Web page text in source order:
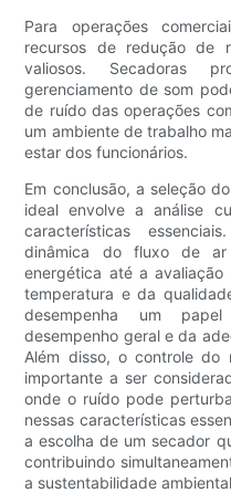
Para operações
recursos de redução de
valiosos. Secadoras
gerenciamento de som
de ruído das operações
um ambiente de trabalho
estar dos funcionários.
Em conclusão, a seleção
ideal envolve a análise
características
dinâmica do fluxo de
energética até a
temperatura e da
desempenha um
desempenho geral e da
Além disso, o controle do
importante a ser
onde o ruído pode
nessas características
a escolha de um secador
contribuindo
a sustentabilidade